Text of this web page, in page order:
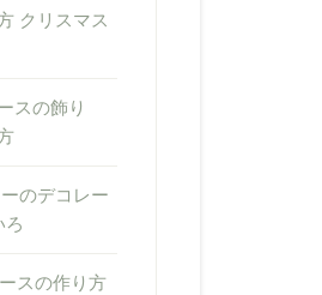
クリスマス
スの飾り
のデコレー
ろ
スの作り方